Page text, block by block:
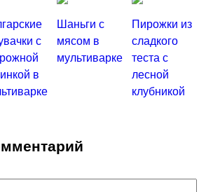
с
в
Шаньги с
мясом в
мультиварке
Пирожки из
сладкого
теста с
лесной
клубникой